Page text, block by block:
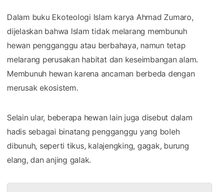
Dalam buku Ekoteologi Islam karya Ahmad Zumaro,
dijelaskan bahwa Islam tidak melarang membunuh
hewan pengganggu atau berbahaya, namun tetap
melarang perusakan habitat dan keseimbangan alam.
Membunuh hewan karena ancaman berbeda dengan
merusak ekosistem.
Selain ular, beberapa hewan lain juga disebut dalam
hadis sebagai binatang pengganggu yang boleh
dibunuh, seperti tikus, kalajengking, gagak, burung
elang, dan anjing galak.